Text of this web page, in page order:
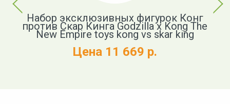
Набор эксклюзивных фигурок Конг
против Скар Кинга Godzilla x Kong The
New Empire toys kong vs skar king
Цена 11 669 р.